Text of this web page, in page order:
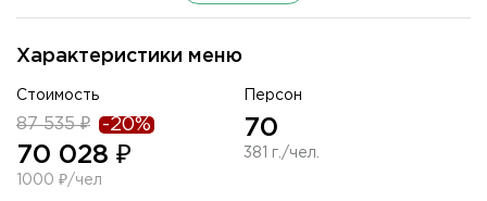
Характеристики меню
Стоимость
87 535 ₽ -20%
70 028 ₽
1000 ₽/чел
Персон
70
381 г./чел.